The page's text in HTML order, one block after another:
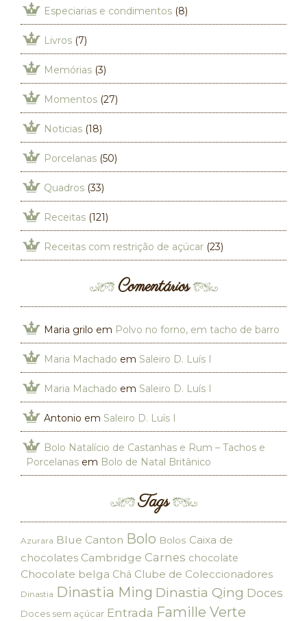
Especiarias e condimentos (8)
Livros (7)
Memórias (3)
Momentos (27)
Noticias (18)
Porcelanas (50)
Quadros (33)
Receitas (121)
Receitas com restrição de açúcar (23)
Comentários
Maria grilo em Polvo no forno, em tacho de barro
Maria Machado em Saleiro D. Luís I
Maria Machado em Saleiro D. Luís I
Antonio em Saleiro D. Luís I
Bolo Natalício de Castanhas e Rum – Tachos e
Porcelanas em Bolo de Natal Britânico
Tags
Azurara Blue Canton Bolo Bolos Caixa de
chocolates Cambridge Carnes chocolate
Chocolate belga Chá Clube de Coleccionadores
Dinastia Dinastia Ming Dinastia Qing Doces
Doces sem açúcar Entrada Famille Verte